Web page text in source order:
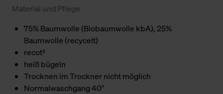
Material und Pflege
75% Baumwolle (Biobaumwolle kbA), 25%
Baumwolle (recycelt)
recot²
heiß bügeln
Trocknen im Trockner nicht möglich
Normalwaschgang 40°